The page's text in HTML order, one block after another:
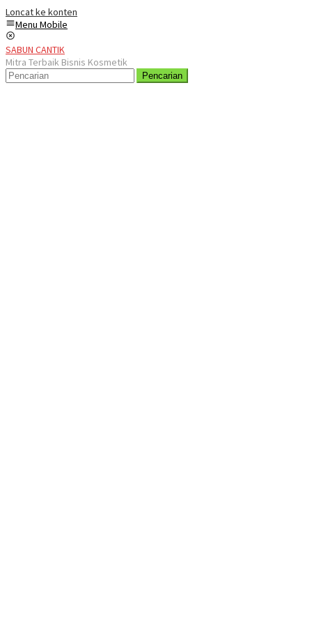
Loncat ke konten
Menu Mobile
SABUN CANTIK
Mitra Terbaik Bisnis Kosmetik
Pencarian